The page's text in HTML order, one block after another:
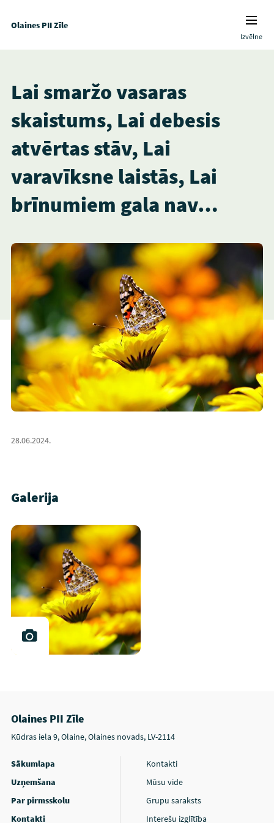
Olaines PII Zīle
Izvēlne
Lai smaržo vasaras
skaistums, Lai debesis
atvērtas stāv, Lai
varavīksne laistās, Lai
brīnumiem gala nav…
28.06.2024.
Galerija
Olaines PII Zīle
Kūdras iela 9, Olaine, Olaines novads, LV-2114
Sākumlapa
Uzņemšana
Par pirmsskolu
Kontakti
Kontakti
Mūsu vide
Grupu saraksts
Interešu izglītība